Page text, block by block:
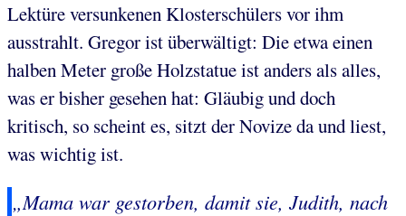
Lektüre versunkenen Klosterschülers vor ihm
ausstrahlt. Gregor ist überwältigt: Die etwa einen
halben Meter große Holzstatue ist anders als alles,
was er bisher gesehen hat: Gläubig und doch
kritisch, so scheint es, sitzt der Novize da und liest,
was wichtig ist.
„Mama war gestorben, damit sie, Judith, nach